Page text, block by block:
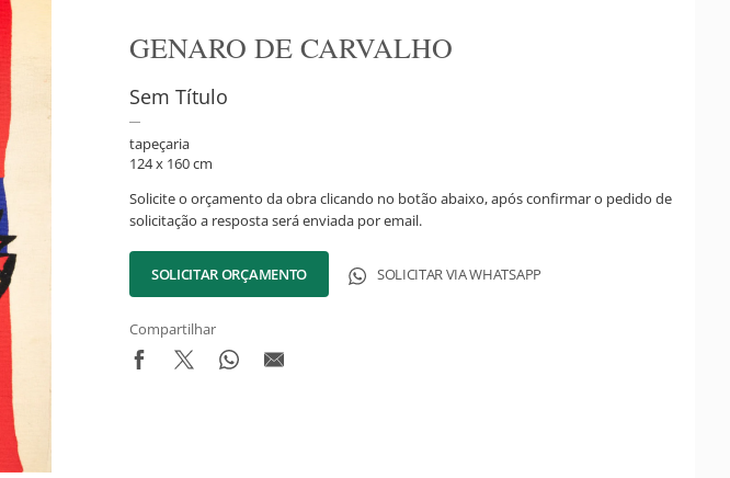
GENARO DE CARVALHO
Sem Título
tapeçaria
124 x 160 cm
Solicite o orçamento da obra clicando no botão abaixo, após confirmar o pedido de
solicitação a resposta será enviada por email.
SOLICITAR ORÇAMENTO SOLICITAR VIA WHATSAPP
Compartilhar